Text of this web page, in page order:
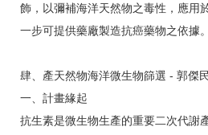
飾，以彌補海洋天然物之毒性，應用
一步可提供藥廠製造抗癌藥物之依據。
肆、產天然物海洋微生物篩選 - 郭傑
一、計畫緣起
抗生素是微生物生產的重要二次代謝